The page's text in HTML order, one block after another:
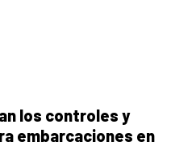
los controles y
embarcaciones en